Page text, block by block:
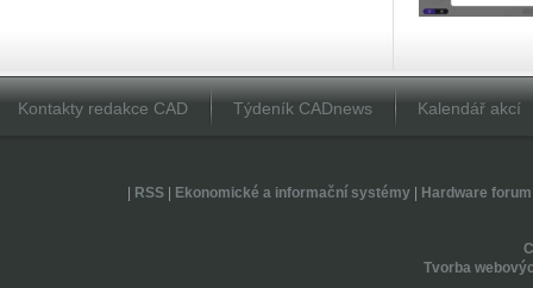
Kontakty redakce CAD Týdeník CADnews Kalendář akcí
RSS| Ekonomické a informační systémy| Hardware forum
Tvorba